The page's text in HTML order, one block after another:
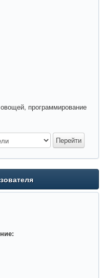
программирование